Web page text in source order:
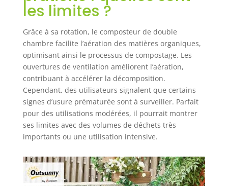
96 cm (L x l x h).
Dimensions du
seau du
composteur : Ø60
x 65 cm (DxL).
Capacité : 160 l
les limites ?
Grâce à sa rotation, le composteur de double
chambre facilite l’aération des matières organiques,
optimisant ainsi le processus de compostage. Les
ouvertures de ventilation améliorent l’aération,
contribuant à accélérer la décomposition.
Cependant, des utilisateurs signalent que certains
signes d’usure prématurée sont à surveiller. Parfait
pour des utilisations modérées, il pourrait montrer
ses limites avec des volumes de déchets très
importants ou une utilisation intensive.